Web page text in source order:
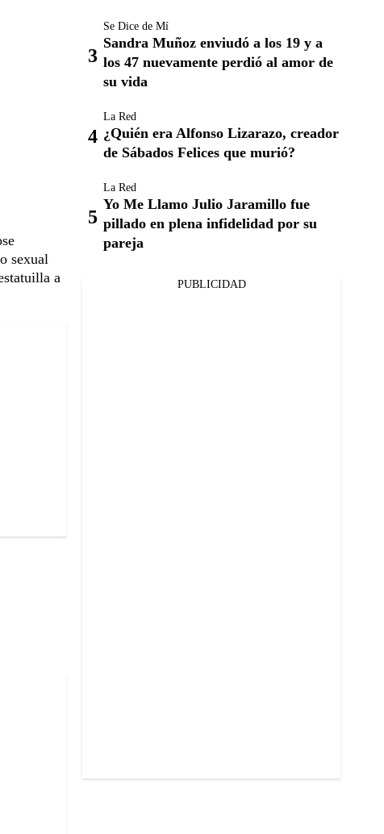
sexual
a
Se Dice de Mí
Sandra Muñoz enviudó a los 19 y a
los 47 nuevamente perdió al amor de
su vida
La Red
¿Quién era Alfonso Lizarazo, creador
de Sábados Felices que murió?
La Red
Yo Me Llamo Julio Jaramillo fue
pillado en plena infidelidad por su
pareja
PUBLICIDAD